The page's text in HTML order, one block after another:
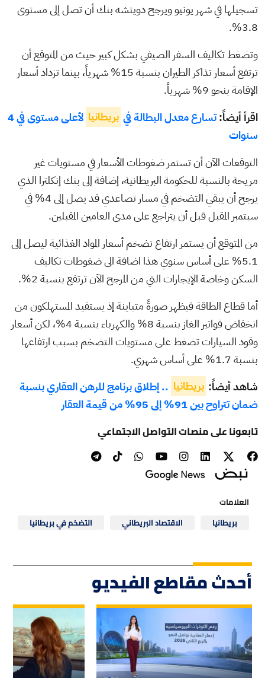
تسجيلها في شهر يونيو ويرجح دويتشه بنك أن تصل إلى مستوى
3.8%.
وتضغط تكاليف السفر الصيفي بشكل كبير حيث من المتوقع أن
ترتفع أسعار تذاكر الطيران بنسبة 15% شهرياً، بينما تزداد أسعار
الإقامة بنحو 9% شهرياً.
اقرأ أيضاً:تسارع معدل البطالة في بريطانيا
لأعلى مستوى في 4
سنوات
التوقعات الآن أن تستمر ضغوطات الأسعار في مستويات غير
مريحة بالنسبة للحكومة البريطانية، إضافة إلى بنك إنكلترا الذي
يرجح أن يبقي التضخم في مسار تصاعدي قد يصل إلى 4% في
سبتمبر المقبل قبل أن يتراجع على مدى العامين المقبلين.
من المتوقع أن يستمر ارتفاع تضخم أسعار المواد الغذائية ليصل إلى
5.1% على أساس سنوي هذا اضافة الى ضغوطات تكاليف
السكن وخاصة الإيجارات التي من المرجح الآن ترتفع بنسبة 2%.
أما قطاع الطاقة فيظهر صورةً متباينة إذ يستفيد المستهلكون من
انخفاض فواتير الغاز بنسبة 8% والكهرباء بنسبة 4%، لكن أسعار
وقود السيارات تضغط على مستويات التضخم بسبب ارتفاعها
بنسبة 1.7% على أساس شهري.
شاهد أيضاً: بريطانيا .. إطلاق برنامج للرهن العقاري بنسبة
ضمان تتراوح بين 91% إلى 95% من قيمة العقار
تابعونا على منصات التواصل الاجتماعي
العلامات
بريطانيا
الاقتصاد البريطاني التضخم في بريطانيا
أحدث مقاطع الفيديو